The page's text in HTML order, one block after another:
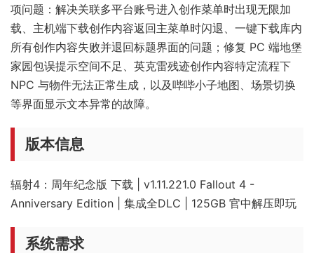
项问题：解决关联多平台账号进入创作菜单时出现无限加
载、主机端下载创作内容返回主菜单时闪退、一键下载库内
所有创作内容失败并退回标题界面的问题；修复 PC 端地堡
家园包误提示空间不足、英克雷残迹创作内容特定流程下
NPC 与物件无法正常生成，以及哔哔小子地图、场景切换
等界面显示文本异常的故障。
版本信息
辐射4：周年纪念版 下载 | v1.11.221.0 Fallout 4 -
Anniversary Edition | 集成全DLC | 125GB 官中解压即玩
系统需求